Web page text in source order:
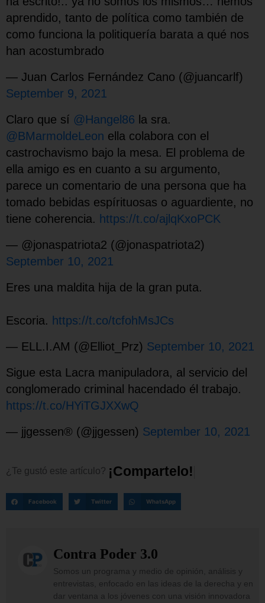
aprendido, tanto de política como también de
como funciona la politiquería barata a qué nos
han acostumbrado
— Juan Carlos Fernández Cano (@juancarlf)
September 9, 2021
Claro que sí @Hangel86 la sra.
@BMarmoldeLeon ella colabora con el
castrochavismo bajo la mesa. El problema de
ella amigo es en cuanto a su argumento,
parece un comentario de una persona que ha
tomado bebidas espírituosas o aguardiente, no
tiene coherencia. https://t.co/ajlqKxoPCK
— @jonaspatriota2 (@jonaspatriota2)
September 10, 2021
Eres una maldita hija de la gran puta.
Escoria. https://t.co/tcfohMsJCs
— ELL.I.AM (@Elliot_Prz) September 10, 2021
Sigue esta Lacra manipuladora, al servicio del
conglomerado criminal hacendado él trabajo.
https://t.co/HYiTGJXXwQ
— jjgessen® (@jjgessen) September 10, 2021
¿Te gustó este artículo? ¡Comparte o!
Facebook Twitter WhatsApp
Contra Poder 3.0
Somos un programa y medio de opinión, análisis y
entrevistas, enfocado en las ideas de la derecha y en
dar ventana a los jóvenes con una visión innovadora